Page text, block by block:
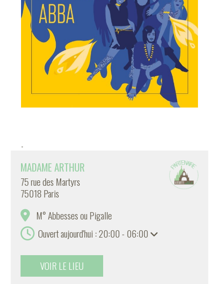
-
MADAME ARTHUR
75 rue des Martyrs
75018 Paris
M° Abbesses ou Pigalle
Ouvert aujourd'hui : 20:00 - 06:00
VOIR LE LIEU